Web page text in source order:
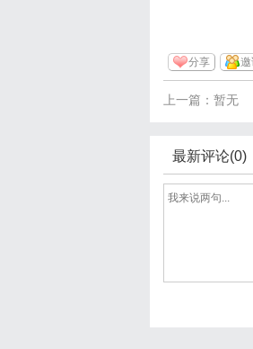
分享
上一篇：暂无
最新评论(0)